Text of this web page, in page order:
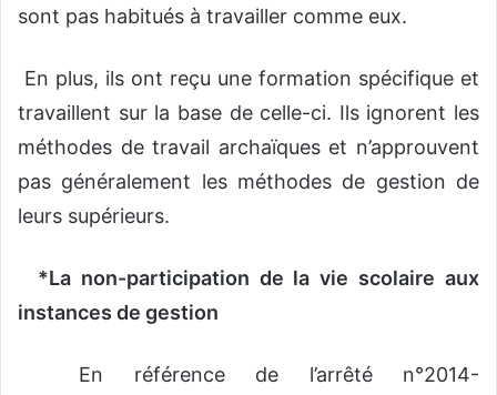
sont pas habitués à travailler comme eux.
En plus, ils ont reçu une formation spécifique et
travaillent sur la base de celle-ci. Ils ignorent les
méthodes de travail archaïques et n’approuvent
pas généralement les méthodes de gestion de
leurs supérieurs.
*La non-participation de la vie scolaire aux
instances de gestion
En référence de l’arrêté n°2014-